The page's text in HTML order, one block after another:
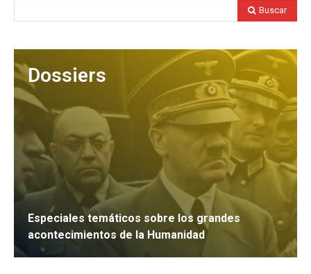
Buscar
Dossiers
Especiales temáticos sobre los grandes
acontecimientos de la Humanidad